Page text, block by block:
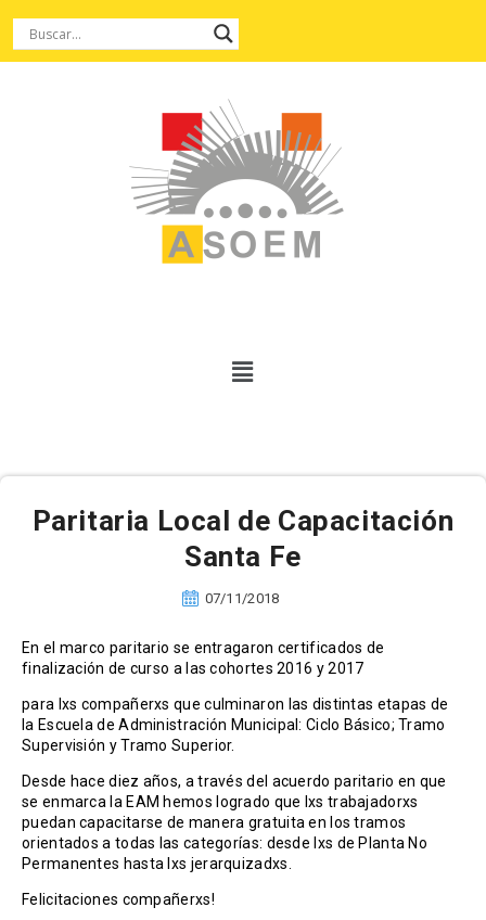
Paritaria Local de Capacitación
Santa Fe
07/11/2018
En el marco paritario se entragaron certificados de
finalización de curso a las cohortes 2016 y 2017
para lxs compañerxs que culminaron las distintas etapas de
la Escuela de Administración Municipal: Ciclo Básico; Tramo
Supervisión y Tramo Superior.
Desde hace diez años, a través del acuerdo paritario en que
se enmarca la EAM hemos logrado que lxs trabajadorxs
puedan capacitarse de manera gratuita en los tramos
orientados a todas las categorías: desde lxs de Planta No
Permanentes hasta lxs jerarquizadxs.
Felicitaciones compañerxs!